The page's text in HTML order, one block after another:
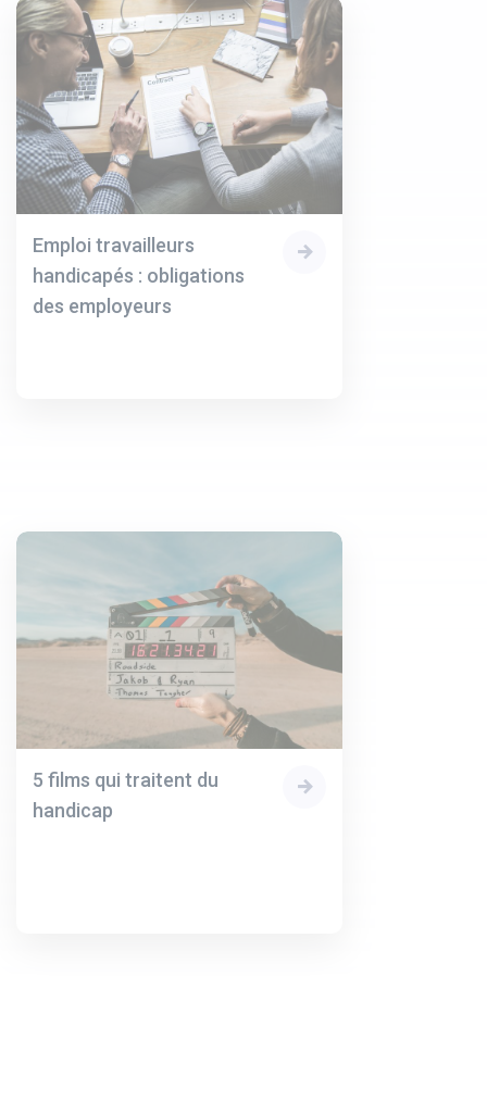
Emploi travailleurs
handicapés : obligations
des employeurs
5 films qui traitent du
handicap